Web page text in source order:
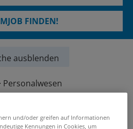
FINDEN!
ausblenden
Personalwesen
Jobs in Grevenbroich
und/oder greifen auf Informationen
Kennungen in Cookies, um